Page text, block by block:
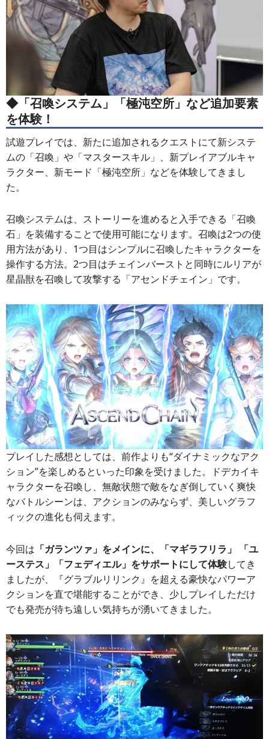
◆「召喚システム」「極沌空所」など追加要素
を体験！
試遊プレイでは、新たに追加されるクエストにて新システ
ムの「召喚」や「マスタースキル」、新プレイアブルキャ
ラクター、新モード「極沌空所」などを体験してきまし
た。
召喚システムは、ストーリーを進めると入手できる「召喚
石」を装備することで使用可能になります。召喚は2つの使
用方法があり、1つ目はシンプルに召喚したキャラクターを
操作する方法。2つ目はチェインバーストと同時にルリアが
星晶獣を召喚して攻撃する「アセンドチェイン」です。
プレイした感想としては、前作よりも“ダイナミックなアク
ション”を楽しめるといった印象を受けました。ドデカイキ
ャラクターを召喚し、無敵状態で敵をなぎ倒していく爽快
なバトルシーンは、アクションのみならず、美しいグラフ
ィックの進化も伺えます。
今回は 「ガランツァ」をメインに、「マギラフリラ」 「ユ
ーステス」「フェディエル」をサポートにして体験してき
ましたが、『グラブルリリンク』を超える豪快なパワーア
クションを直で堪能することができ、少しプレイしただけ
でも発売が待ち遠しい気持ちが湧いてきました。